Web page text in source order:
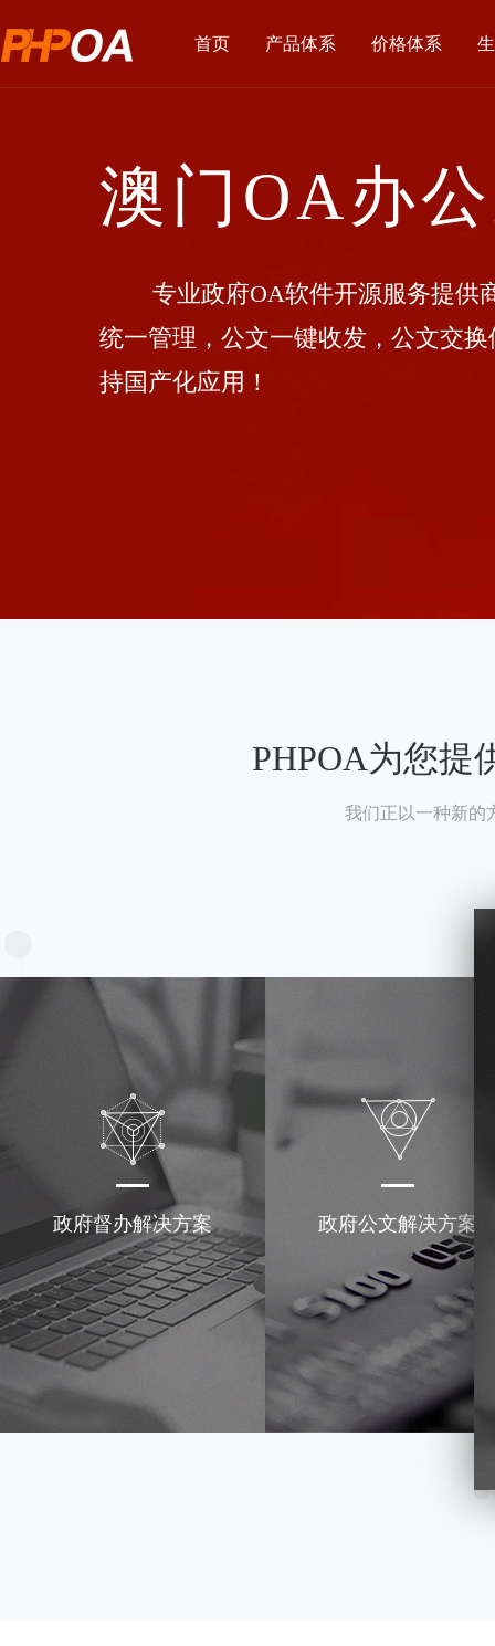
首页 产品体系 价格体系
澳门OA办
专业政府OA软件开源服务提供商
统一管理，公文一键收发，公文交
持国产化应用！
PHPOA为您提
我们正以一种新的
政府督办解决方案 政府公文解决方案